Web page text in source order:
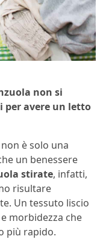
non si
avere un letto
è solo una
un benessere
stirate, infatti,
risultare
Un tessuto liscio
morbidezza che
più rapido.